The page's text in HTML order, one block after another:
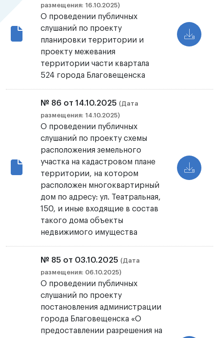
размещения: 16.10.2025)
О проведении публичных
слушаний по проекту
планировки территории и
проекту межевания
территории части квартала
524 города Благовещенска
№ 86 от 14.10.2025 (Дата
размещения: 14.10.2025)
О проведении публичных
слушаний по проекту схемы
расположения земельного
участка на кадастровом плане
территории, на котором
расположен многоквартирный
дом по адресу: ул. Театральная,
150, и иные входящие в состав
такого дома объекты
недвижимого имущества
№ 85 от 03.10.2025 (Дата
размещения: 06.10.2025)
О проведении публичных
слушаний по проекту
постановления администрации
города Благовещенска «О
предоставлении разрешения на